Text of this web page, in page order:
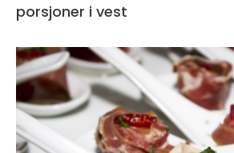
porsjoner i vest